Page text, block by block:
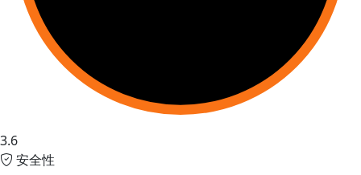
3.6
安全性